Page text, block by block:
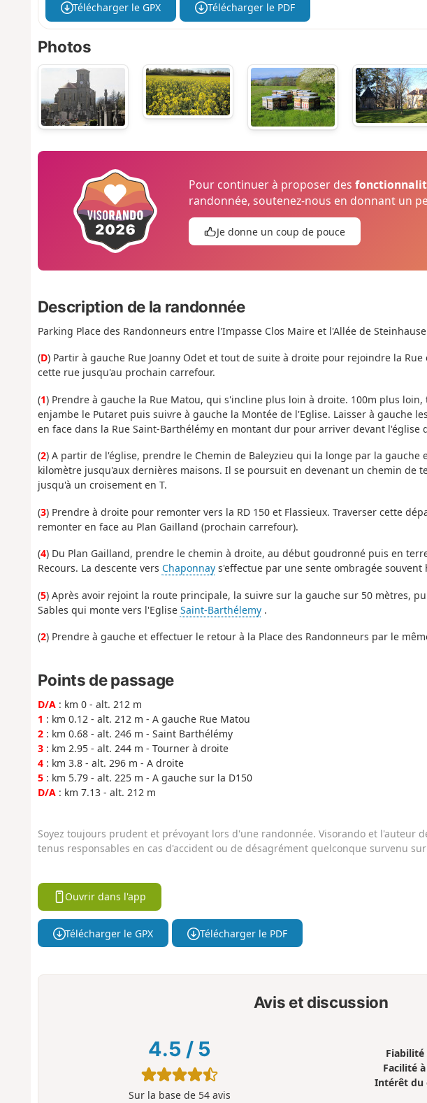
Télécharger le GPX Télécharger le PDF
Photos
Pour continuer à proposer des
randonnée, soutenez-nous en donnant un
Je donne un coup de pouce
Description de la randonnée
Parking Place des Randonneurs entre l'Impasse Clos Maire et l'Allée de
(D) Partir à gauche Rue Joanny Odet et tout de suite à droite pour rejoindre la
cette rue jusqu'au prochain carrefour.
(1) Prendre à gauche la Rue Matou, qui s'incline plus loin à droite. 100m plus
enjambe le Putaret puis suivre à gauche la Montée de l'Eglise. Laisser à gauche
en face dans la Rue Saint-Barthélémy en montant dur pour arriver devant l'église
(2) A partir de l'église, prendre le Chemin de Baleyzieu qui la longe par la
kilomètre jusqu'aux dernières maisons. Il se poursuit en devenant un chemin de
jusqu'à un croisement en T.
(3) Prendre à droite pour remonter vers la RD 150 et Flassieux. Traverser cette
remonter en face au Plan Gailland (prochain carrefour).
(4) Du Plan Gailland, prendre le chemin à droite, au début goudronné puis en
Recours. La descente vers Chaponnays'effectue par une sente ombragée souvent
(5) Après avoir rejoint la route principale, la suivre sur la gauche sur 50 mètres,
Sables qui monte vers l'Eglise Saint-Barthélemy.
(2) Prendre à gauche et effectuer le retour à la Place des Randonneurs par le
Points de passage
D/A: km 0 - alt. 212 m
1 : km 0.12 - alt. 212 m - A gauche Rue Matou
2: km 0.68 - alt. 246 m - Saint Barthélémy
3: km 2.95 - alt. 244 m - Tourner à droite
4: km 3.8 - alt. 296 m - A droite
5: km 5.79 - alt. 225 m - A gauche sur la D150
D/A: km 7.13 - alt. 212 m
Soyez toujours prudent et prévoyant lors d'une randonnée. Visorando et l'auteur
tenus responsables en cas d'accident ou de désagrément quelconque survenu
Ouvrir dans l'app
Télécharger le GPX Télécharger le PDF
Avis et discussion
4.5 / 5
Sur la base de 54avis
Facilité
Intérêt du